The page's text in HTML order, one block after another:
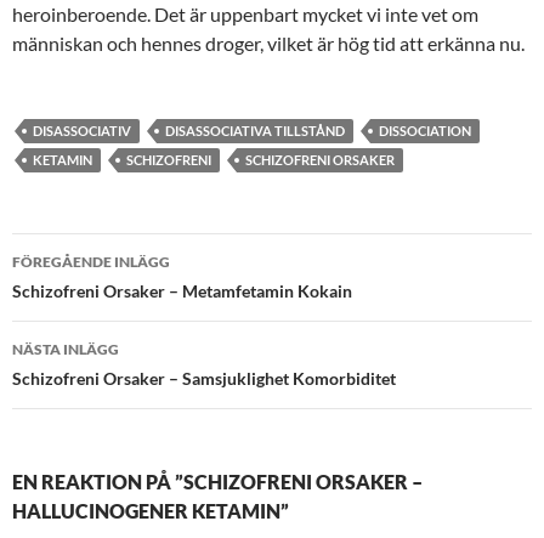
heroinberoende. Det är uppenbart mycket vi inte vet om
människan och hennes droger, vilket är hög tid att erkänna nu.
DISASSOCIATIV DISASSOCIATIVA TILLSTÅND
DISSOCIATION
KETAMIN
SCHIZOFRENI SCHIZOFRENI ORSAKER
Inläggsnavigering
FÖREGÅENDE INLÄGG
Schizofreni Orsaker – Metamfetamin Kokain
NÄSTA INLÄGG
Schizofreni Orsaker – Samsjuklighet Komorbiditet
EN REAKTION PÅ ”SCHIZOFRENI ORSAKER –
HALLUCINOGENER KETAMIN”